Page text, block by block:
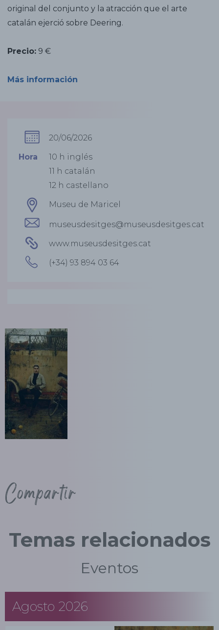
original del conjunto y la atracción que el arte
catalán ejerció sobre Deering.
Precio: 9 €
Más información
20/06/2026
Hora
10 h inglés
11 h catalán
12 h castellano
Museu de Maricel
museusdesitges@museusdesitges.cat
www.museusdesitges.cat
(+34) 93 894 03 64
Compartir
Temas relacionados
Eventos
Agosto 2026